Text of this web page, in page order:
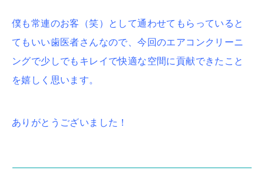
僕も常連のお客（笑）として通わせてもらっていると
てもいい歯医者さんなので、今回のエアコンクリーニ
ングで少しでもキレイで快適な空間に貢献できたこと
を嬉しく思います。
ありがとうございました！